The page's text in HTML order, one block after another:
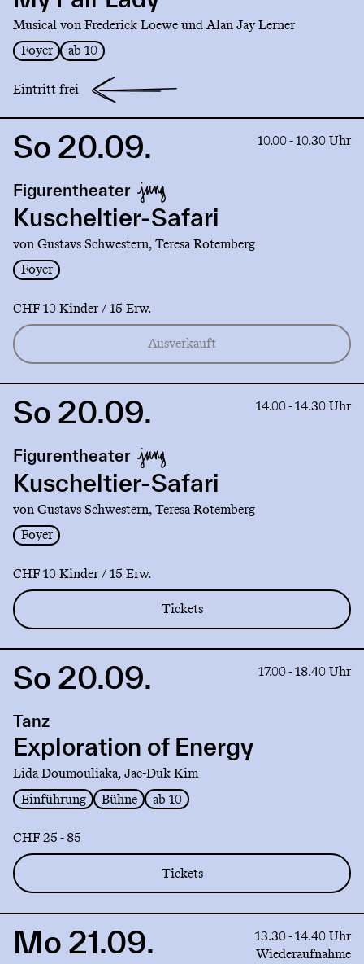
Lady
Musical von Frederick Loewe und Alan Jay Lerner
Foyer
ab 10
Eintritt frei
Link
Kuscheltier-
Safari
So 20.09. 10.00 - 10.30 Uhr
Figurentheater
Kuscheltier-Safari
von Gustavs Schwestern, Teresa Rotemberg
Foyer
CHF 10 Kinder / 15 Erw.
Ausverkauft
Link
Kuscheltier-
Safari
So 20.09. 14.00 - 14.30 Uhr
Figurentheater
Kuscheltier-Safari
von Gustavs Schwestern, Teresa Rotemberg
Foyer
CHF 10 Kinder / 15 Erw.
Tickets
Link
Exploration
Energy
So 20.09. 17.00 - 18.40 Uhr
Tanz
Exploration of Energy
Lida Doumouliaka, Jae-Duk Kim
Einführung
Bühne ab 10
CHF 25 - 85
Tickets
LinkMo 21.09.
13.30 - 14.40 Uhr
Wiederaufnahme